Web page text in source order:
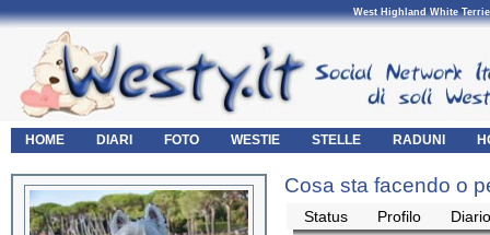
West Highland White
HOME DIARI FOTO WESTIE STELLE RADUNI
Cosa sta facendo o
Status Profilo Diario